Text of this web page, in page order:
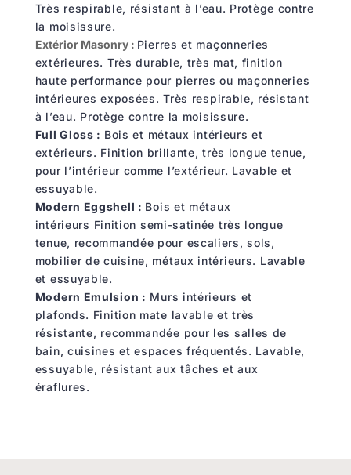
Très respirable, résistant à l’eau. Protège contre
la moisissure.
Extérior Masonry : Pierres et maçonneries
extérieures. Très durable, très mat, finition
haute performance pour pierres ou maçonneries
intérieures exposées. Très respirable, résistant
à l’eau. Protège contre la moisissure.
Full Gloss : Bois et métaux intérieurs et
extérieurs. Finition brillante, très longue tenue,
pour l’intérieur comme l’extérieur. Lavable et
essuyable.
Modern Eggshell : Bois et métaux
intérieurs Finition semi-satinée très longue
tenue, recommandée pour escaliers, sols,
mobilier de cuisine, métaux intérieurs. Lavable
et essuyable.
Modern Emulsion : Murs intérieurs et
plafonds. Finition mate lavable et très
résistante, recommandée pour les salles de
bain, cuisines et espaces fréquentés. Lavable,
essuyable, résistant auxtâches et aux
éraflures.